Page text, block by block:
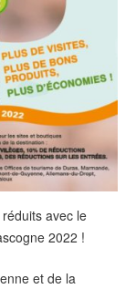
avec le
2022 !
et de la